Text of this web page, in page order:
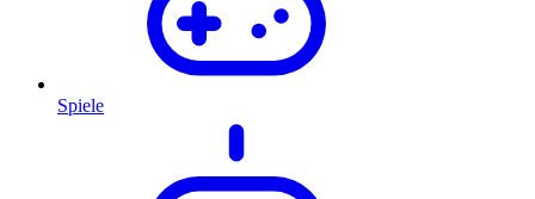
Spiele